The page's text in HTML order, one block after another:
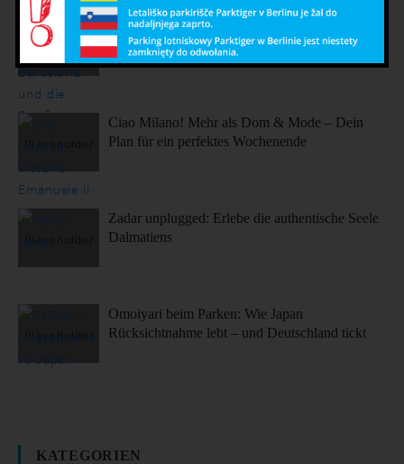
Sonne, Stil, Sehenswürdigkeiten – So fühlt sich
Barcelona an
Ciao Milano! Mehr als Dom & Mode – Dein
Plan für ein perfektes Wochenende
Zadar unplugged: Erlebe die authentische Seele
Dalmatiens
Omoiyari beim Parken: Wie Japan
Rücksichtnahme lebt – und Deutschland tickt
KATEGORIEN